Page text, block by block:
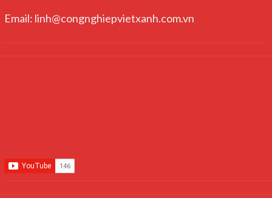
Email: linh@congnghiepvietxanh.com.vn